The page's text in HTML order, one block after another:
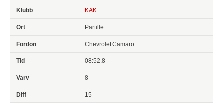
KAK
Partille
Chevrolet Camaro
08:52.8
8
15